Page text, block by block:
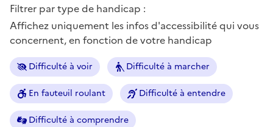
Filtrer par type de handicap :
Affichez uniquement les infos d'accessibilité qui vous
concernent, en fonction de votre handicap
Difficulté à voir Difficulté à marcher
En fauteuil roulant Difficulté à entendre
Difficulté à comprendre